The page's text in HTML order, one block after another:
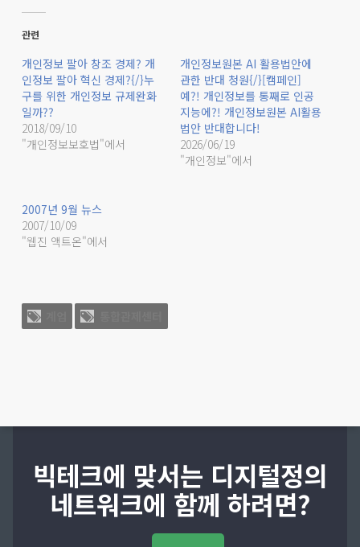
관련
개인정보 팔아 창조 경제? 개
인정보 팔아 혁신 경제?{/}누
구를 위한 개인정보 규제완화
일까??
2018/09/10
"개인정보보호법"에서
개인정보원본 AI 활용법안에
관한 반대 청원{/}[캠페인]
예?! 개인정보를 통째로 인공
지능에?! 개인정보원본 AI활용
법안 반대합니다!
2026/06/19
"개인정보"에서
2007년 9월 뉴스
2007/10/09
"웹진 액트온"에서
빅테크에 맞서는 디지털정의
네트워크에 함께 하려면?